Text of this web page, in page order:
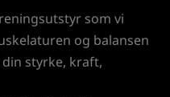
som vi
og balansen
styrke, kraft,